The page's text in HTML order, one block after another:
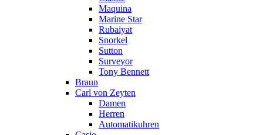
Maquina
Marine Star
Rubaiyat
Snorkel
Sutton
Surveyor
Tony Bennett
Braun
Carl von Zeyten
Damen
Herren
Automatikuhren